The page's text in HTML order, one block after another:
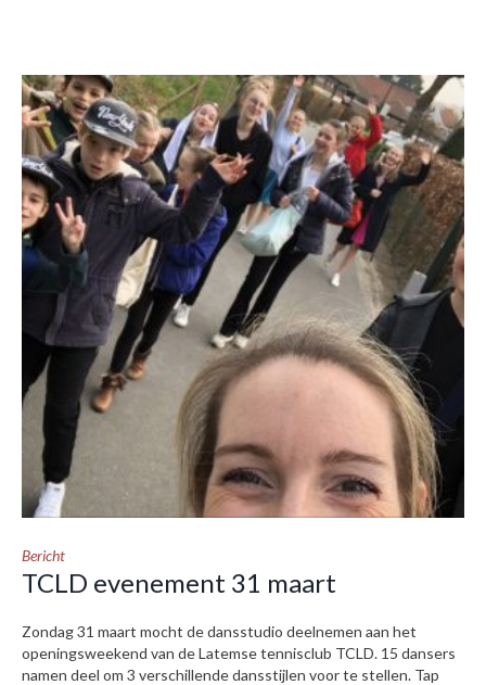
Bericht
TCLD evenement 31 maart
Zondag 31 maart mocht de dansstudio deelnemen aan het
openingsweekend van de Latemse tennisclub TCLD. 15 dansers
namen deel om 3 verschillende dansstijlen voor te stellen. Tap